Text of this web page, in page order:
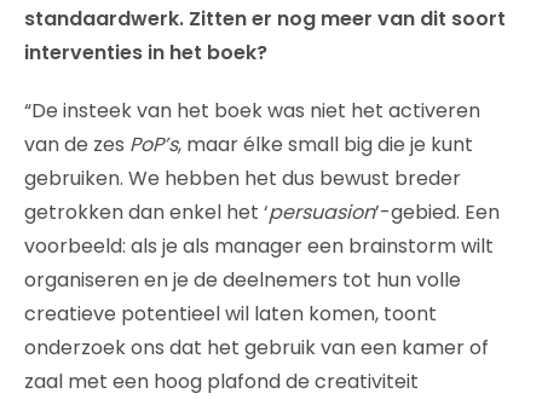
standaardwerk. Zitten er nog meer van dit soort
interventies in het boek?
“De insteek van het boek was niet het activeren
van de zes PoP’s, maar élke small big die je kunt
gebruiken. We hebben het dus bewust breder
getrokken dan enkel het ‘persuasion’-gebied. Een
voorbeeld: als je als manager een brainstorm wilt
organiseren en je de deelnemers tot hun volle
creatieve potentieel wil laten komen, toont
onderzoek ons dat het gebruik van een kamer of
zaal met een hoog plafond de creativiteit